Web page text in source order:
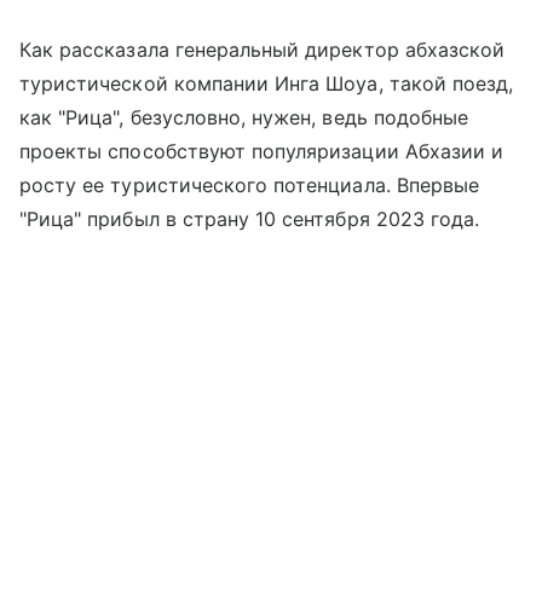
Как рассказала генеральный директор абхазской
туристической компании Инга Шоуа, такой поезд,
как "Рица", безусловно, нужен, ведь подобные
проекты способствуют популяризации Абхазии и
росту ее туристического потенциала. Впервые
"Рица" прибыл в страну 10 сентября 2023 года.